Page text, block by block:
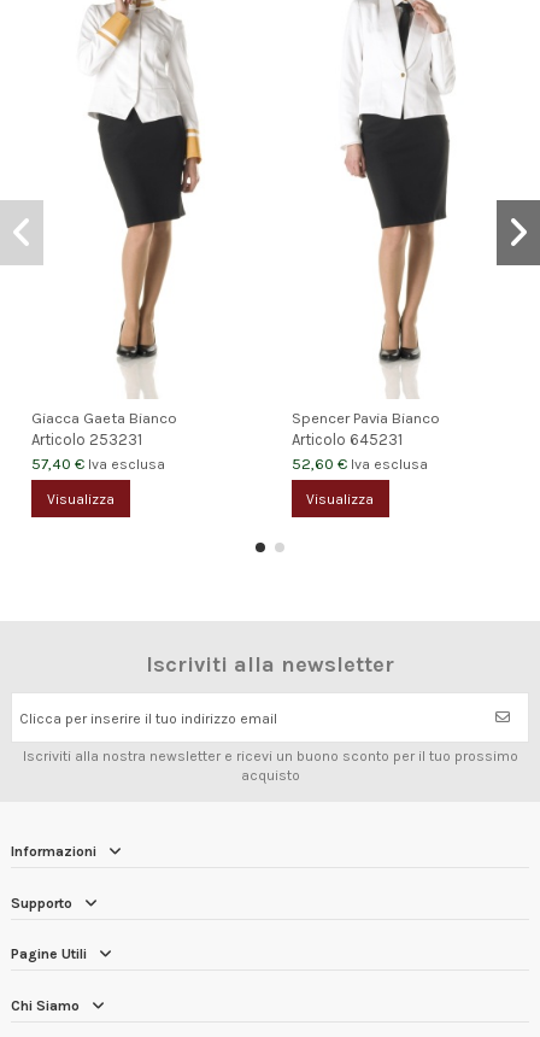
Giacca Gaeta Bianco
Articolo 253231
57,40 € Iva esclusa
Visualizza
Spencer Pavia Bianco
Articolo 645231
52,60 € Iva esclusa
Visualizza
Iscriviti alla newsletter
Clicca per inserire il tuo indirizzo email
Iscriviti alla nostra newsletter e ricevi un buono sconto per il tuo prossimo
acquisto
Informazioni
Supporto
Pagine Utili
Chi Siamo